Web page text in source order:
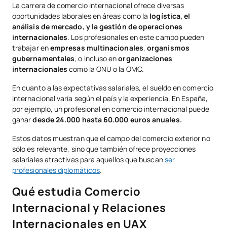
La carrera de comercio internacional ofrece diversas
oportunidades laborales en áreas como la logística, el
análisis de mercado, y la gestión de operaciones
internacionales. Los profesionales en este campo pueden
trabajar enempresas multinacionales,organismos
gubernamentales, o incluso enorganizaciones
internacionales como la ONU o la OMC.
En cuanto a las expectativas salariales, el sueldo en comercio
internacional varía según el país y la experiencia. En España,
por ejemplo, un profesional en comercio internacional puede
ganardesde 24.000 hasta 60.000 euros anuales.
Estos datos muestran que el campo del comercio exterior no
sólo es relevante, sino que también ofrece proyecciones
salariales atractivas para aquellos que buscanser
profesionales diplomáticos.
Qué estudia Comercio
Internacional y Relaciones
Internacionales en UAX